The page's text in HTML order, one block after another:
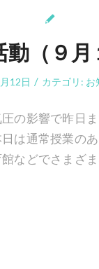
（９月
12日 / カテゴリ: お
の影響で昨日
は通常授業の
などでさまざ